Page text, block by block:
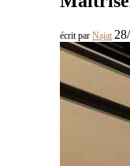
écrit par Najat